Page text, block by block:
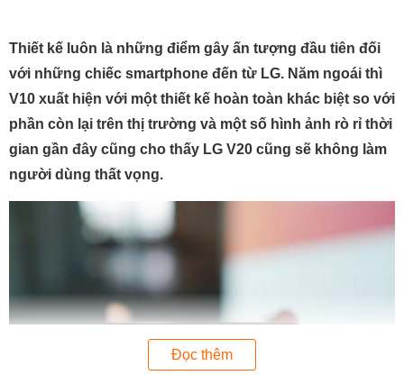
Thiết kế luôn là những điểm gây ấn tượng đầu tiên đối
với những chiếc smartphone đến từ LG. Năm ngoái thì
V10 xuất hiện với một thiết kế hoàn toàn khác biệt so với
phần còn lại trên thị trường và một số hình ảnh rò rỉ thời
gian gần đây cũng cho thấy LG V20 cũng sẽ không làm
người dùng thất vọng.
Đọc thêm